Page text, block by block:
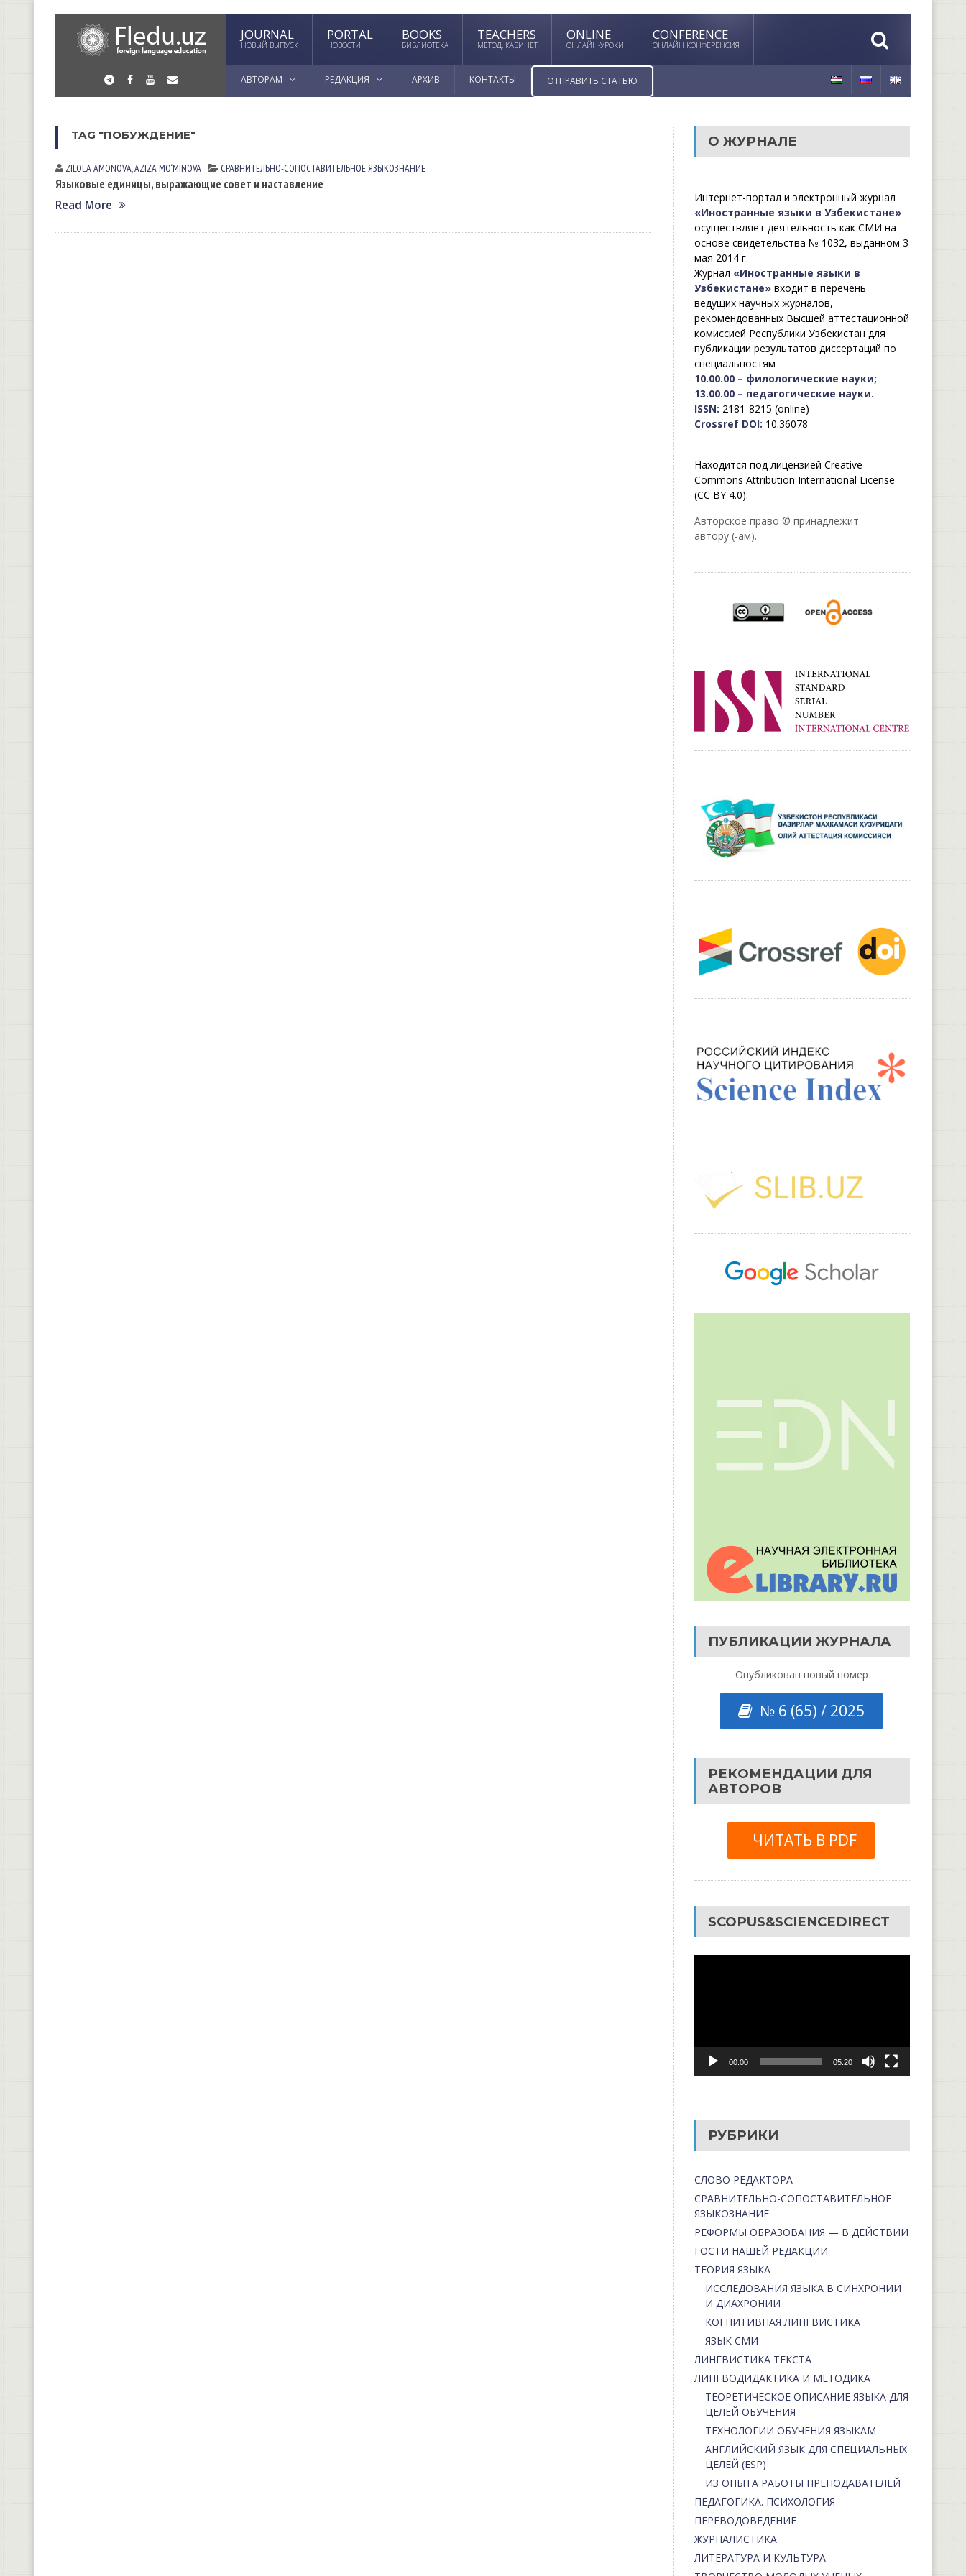
JOURNAL
НОВЫЙ ВЫПУСК
PORTAL
НОВОСТИ
BOOKS
БИБЛИОТЕКА
TEACHERS
МЕТОД. КАБИНЕТ
ONLINE
ОНЛАЙН-УРОКИ
CONFERENCE
ОНЛАЙН КОНФЕРЕНСИЯ
АВТОРАМ РЕДАКЦИЯ АРХИВ КОНТАКТЫ ОТПРАВИТЬ СТАТЬЮ
TAG "ПОБУЖДЕНИЕ"
ZILOLA АMONOVА,AZIZA MO‘MINOVA СРАВНИТЕЛЬНО-СОПОСТАВИТЕЛЬНОЕ ЯЗЫКОЗНАНИЕ
Языковые единицы, выражающие совет и наставление
Read More
О ЖУРНАЛЕ
Интернет-портал и электронный журнал
«Иностранные языки в Узбекистане»
осуществляет деятельность как СМИ на
основе свидетельства № 1032, выданном 3
мая 2014 г.
Журнал «Иностранные языки в
Узбекистане»входит в перечень
ведущих научных журналов,
рекомендованных Высшей аттестационной
комиссией Республики Узбекистан для
публикации результатов диссертаций по
специальностям
10.00.00 – филологические науки;
13.00.00 – педагогические науки.
ISSN: 2181-8215 (online)
Crossref DOI: 10.36078
Находится под лицензией Creative
Commons Attribution International License
(CC BY 4.0).
Авторское право © принадлежит
автору (-ам).
ПУБЛИКАЦИИ ЖУРНАЛА
Опубликован новый номер
№ 6 (65) / 2025
РЕКОМЕНДАЦИИ ДЛЯ
АВТОРОВ
ЧИТАТЬ В PDF
SCOPUS&SCIENCEDIRECT
00:00 05:20
РУБРИКИ
СЛОВО РЕДАКТОРА
СРАВНИТЕЛЬНО-СОПОСТАВИТЕЛЬНОЕ
ЯЗЫКОЗНАНИЕ
РЕФОРМЫ ОБРАЗОВАНИЯ — В ДЕЙСТВИИ
ГОСТИ НАШЕЙ РЕДАКЦИИ
ТЕОРИЯ ЯЗЫКА
ИССЛЕДОВАНИЯ ЯЗЫКА В СИНХРОНИИ
И ДИАХРОНИИ
КОГНИТИВНАЯ ЛИНГВИСТИКА
ЯЗЫК СМИ
ЛИНГВИСТИКА ТЕКСТА
ЛИНГВОДИДАКТИКА И МЕТОДИКА
ТЕОРЕТИЧЕСКОЕ ОПИСАНИЕ ЯЗЫКА ДЛЯ
ЦЕЛЕЙ ОБУЧЕНИЯ
ТЕХНОЛОГИИ ОБУЧЕНИЯ ЯЗЫКАМ
АНГЛИЙСКИЙ ЯЗЫК ДЛЯ СПЕЦИАЛЬНЫХ
ЦЕЛЕЙ (ESP)
ИЗ ОПЫТА РАБОТЫ ПРЕПОДАВАТЕЛЕЙ
ПЕДАГОГИКА. ПСИХОЛОГИЯ
ПЕРЕВОДОВЕДЕНИЕ
ЖУРНАЛИСТИКА
ЛИТЕРАТУРА И КУЛЬТУРА